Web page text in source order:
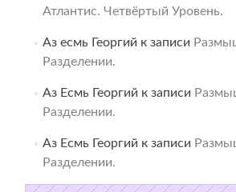
Атлантис. Четвёртый Уровень.
Аз есмь Георгий к записи
Разделении.
Аз Есмь Георгий к записи
Разделении.
Аз Есмь Георгий к записи
Разделении.